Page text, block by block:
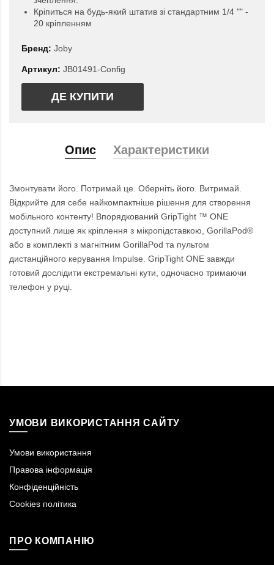
Кріпиться на будь-який штатив зі стандартним 1/4 "" -
20 кріпленням
Бренд: Joby
Артикул: JB01491-Config
ДЕ КУПИТИ
Опис Характеристики
Змонтувати його. Потримай це. Оберніть його. Витримай.
Відкрийте для себе найкомпактніше рішення для створення
мобільного контенту! Впорядкований GripTight ™ ONE
доступний лише як кріплення з мікропідставкою, GorillaPod®
або в комплекті з магнітним GorillaPod та пультом
дистанційного керування Impulse. GripTight ONE завжди
готовий дослідити екстремальні кути, одночасно тримаючи
телефон у руці.
УМОВИ ВИКОРИСТАННЯ САЙТУ
Умови використання
Правова інформація
Конфіденційність
Cookies політика
ПРО КОМПАНІЮ